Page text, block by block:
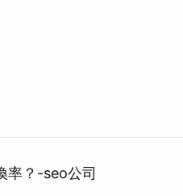
率？-seo公司